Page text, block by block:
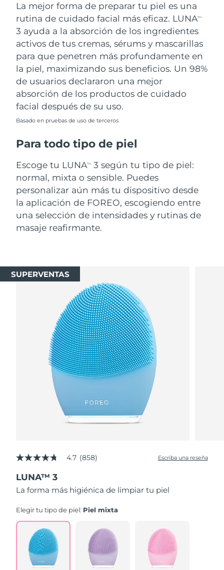
La mejor forma de preparar tu piel es una
rutina de cuidado facial más eficaz. LUNATM
3 ayuda a la absorción de los ingredientes
activos de tus cremas, sérums y mascarillas
para que penetren más profundamente en
la piel, maximizando sus beneficios. Un 98%
de usuarios declararon una mejor
absorción de los productos de cuidado
facial después de su uso.
Basado en pruebas de uso de terceros
Para todo tipo de piel
Escoge tu LUNATM
3 según tu tipo de piel:
normal, mixta o sensible. Puedes
personalizar aún más tu dispositivo desde
la aplicación de FOREO, escogiendo entre
una selección de intensidades y rutinas de
masaje reafirmante.
SUPERVENTAS
4.7
5
estrellas,
valor
de
Read
Reviews.
Enlace
4.7 (858) Escriba una reseña
LUNA™ 3
La forma más higiénica de limpiar tu piel
Elegir tu tipo de piel: Piel mixta